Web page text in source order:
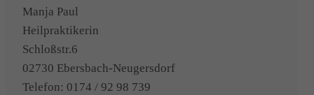
Manja Paul
Heilpraktikerin
Schloßstr.6
02730 Ebersbach-Neugersdorf
Telefon: 0174 / 92 98 739